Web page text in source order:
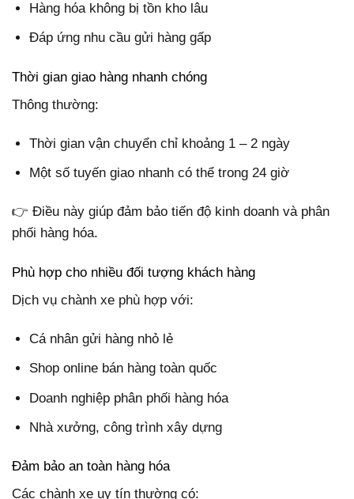
Hàng hóa không bị tồn kho lâu
Đáp ứng nhu cầu gửi hàng gấp
Thời gian giao hàng nhanh chóng
Thông thường:
Thời gian vận chuyển chỉ khoảng 1 – 2 ngày
Một số tuyến giao nhanh có thể trong 24 giờ
👉 Điều này giúp đảm bảo tiến độ kinh doanh và phân
phối hàng hóa.
Phù hợp cho nhiều đối tượng khách hàng
Dịch vụ chành xe phù hợp với:
Cá nhân gửi hàng nhỏ lẻ
Shop online bán hàng toàn quốc
Doanh nghiệp phân phối hàng hóa
Nhà xưởng, công trình xây dựng
Đảm bảo an toàn hàng hóa
Các chành xe uy tín thường có: